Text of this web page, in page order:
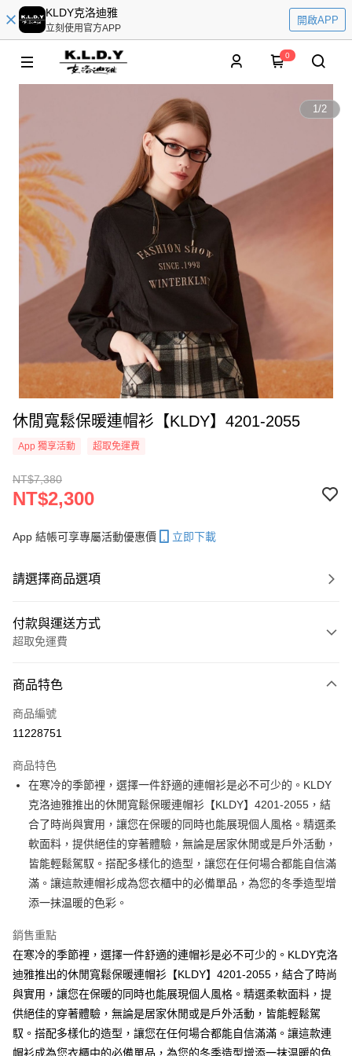
KLDY克洛迪雅
立刻使用官方APP
開啟APP
0
1/2
休閒寬鬆保暖連帽衫【KLDY】4201-2055
App 獨享活動 超取免運費
NT$7,380
NT$2,300
App 結帳可享專屬活動優惠價 立即下載
請選擇商品選項
付款與運送方式
超取免運費
信用卡一次付款
超商取貨付款
運送方式
全家取貨付款
免運費
付款後全家取貨
免運費
免運費
付款後7-11取貨
免運費
宅配
免運費
商品特色
商品編號
11228751
商品特色
在寒冷的季節裡，選擇一件舒適的連帽衫是必不可少的。KLDY
克洛迪雅推出的休閒寬鬆保暖連帽衫【KLDY】4201-2055，結
合了時尚與實用，讓您在保暖的同時也能展現個人風格。精選柔
軟面料，提供絕佳的穿著體驗，無論是居家休閒或是戶外活動，
皆能輕鬆駕馭。搭配多樣化的造型，讓您在任何場合都能自信滿
滿。讓這款連帽衫成為您衣櫃中的必備單品，為您的冬季造型增
添一抹温暖的色彩。
銷售重點
在寒冷的季節裡，選擇一件舒適的連帽衫是必不可少的。KLDY克洛
迪雅推出的休閒寬鬆保暖連帽衫【KLDY】4201-2055，結合了時尚
與實用，讓您在保暖的同時也能展現個人風格。精選柔軟面料，提
供絕佳的穿著體驗，無論是居家休閒或是戶外活動，皆能輕鬆駕
馭。搭配多樣化的造型，讓您在任何場合都能自信滿滿。讓這款連
帽衫成為您衣櫃中的必備單品，為您的冬季造型增添一抹温暖的色